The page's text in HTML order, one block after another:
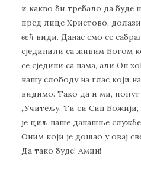
и какво би требало да буде
пред лице Христово,
већ види. Данас смо се
сјединили са живим Богом
се сједини са нама, али Он
нашу слободу на глас који
видимо. Тако да и ми,
,,Учитељу, Ти си Син
је циљ наше данашње
Оним који је дошао у овај
Да тако буде! Амин!